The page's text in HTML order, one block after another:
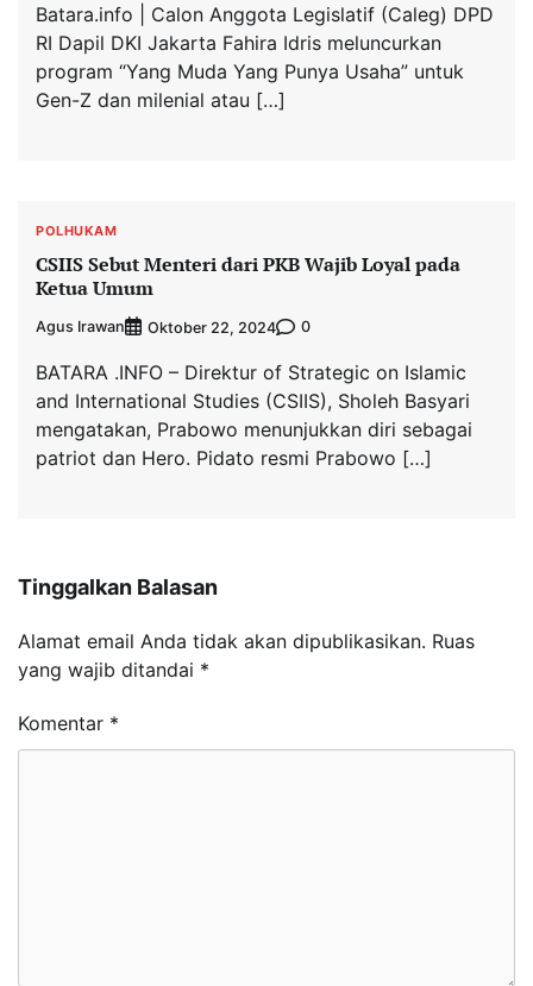
Batara.info | Calon Anggota Legislatif (Caleg) DPD
RI Dapil DKI Jakarta Fahira Idris meluncurkan
program “Yang Muda Yang Punya Usaha” untuk
Gen-Z dan milenial atau […]
POLHUKAM
CSIIS Sebut Menteri dari PKB Wajib Loyal pada
Ketua Umum
Agus Irawan Oktober 22, 2024 0
BATARA .INFO – Direktur of Strategic on Islamic
and International Studies (CSIIS), Sholeh Basyari
mengatakan, Prabowo menunjukkan diri sebagai
patriot dan Hero. Pidato resmi Prabowo […]
Tinggalkan Balasan
Alamat email Anda tidak akan dipublikasikan. Ruas
yang wajib ditandai *
Komentar *